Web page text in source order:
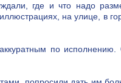
где и что надо
на улице, в
по исполнению.